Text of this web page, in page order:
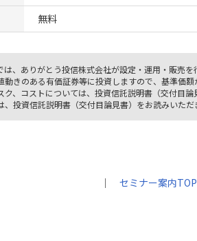
無料
、ありがとう投信株式会社が設定・運用・販売を
きのある有価証券等に投資しますので、基準価額
、コストについては、投資信託説明書（交付目論
投資信託説明書（交付目論見書）をお読みいただ
｜ セミナー案内